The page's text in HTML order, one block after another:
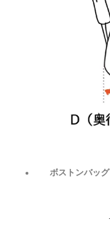
ボストンバッグ